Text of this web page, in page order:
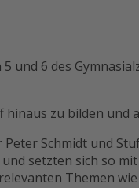
6 des
zu bilden und
Schmidt und
setzten sich so
Themen